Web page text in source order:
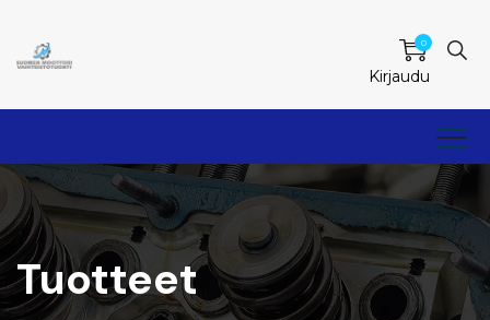
0
Kirjaudu
Tuotteet